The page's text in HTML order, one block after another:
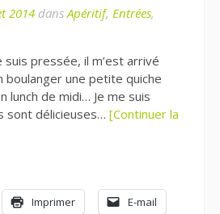
2014 dans Apéritif, Entrées,
pressée, il m’est arrivé
boulanger une petite quiche
lunch de midi… Je me suis
sont délicieuses… [Continuer la
Imprimer E-mail